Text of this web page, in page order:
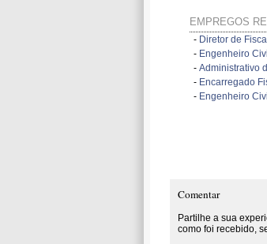
EMPREGOS
- Diretor de
- Engenheiro
- Administrativo
- Encarregado
- Engenheiro
Comentar
Partilhe a sua
como foi recebido,